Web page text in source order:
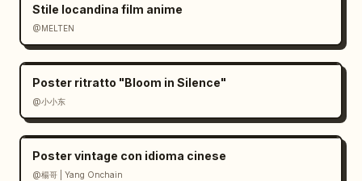
Stile locandina film anime
@MELTEN
Poster ritratto "Bloom in Silence"
@小小东
Poster vintage con idioma cinese
@楊哥 | Yang Onchain